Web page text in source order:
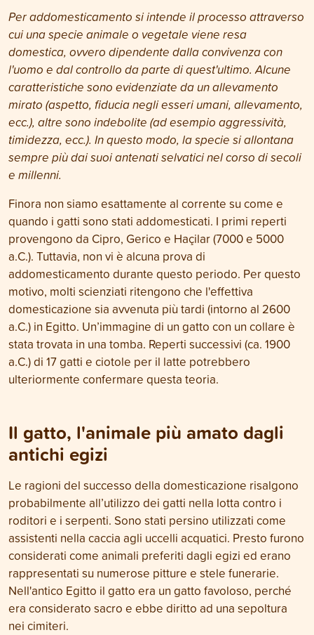
Per addomesticamento si intende il processo attraverso
cui una specie animale o vegetale viene resa
domestica, ovvero dipendente dalla convivenza con
l'uomo e dal controllo da parte di quest'ultimo. Alcune
caratteristiche sono evidenziate da un allevamento
mirato (aspetto, fiducia negli esseri umani, allevamento,
ecc.), altre sono indebolite (ad esempio aggressività,
timidezza, ecc.). In questo modo, la specie si allontana
sempre più dai suoi antenati selvatici nel corso di secoli
e millenni.
Finora non siamo esattamente al corrente su come e
quando i gatti sono stati addomesticati. I primi reperti
provengono da Cipro, Gerico e Haçilar (7000 e 5000
a.C.). Tuttavia, non vi è alcuna prova di
addomesticamento durante questo periodo. Per questo
motivo, molti scienziati ritengono che l'effettiva
domesticazione sia avvenuta più tardi (intorno al 2600
a.C.) in Egitto. Un’immagine di un gatto con un collare è
stata trovata in una tomba. Reperti successivi (ca. 1900
a.C.) di 17 gatti e ciotole per il latte potrebbero
ulteriormente confermare questa teoria.
Il gatto, l'animale più amato dagli
antichi egizi
Le ragioni del successo della domesticazione risalgono
probabilmente all’utilizzo dei gatti nella lotta contro i
roditori e i serpenti. Sono stati persino utilizzati come
assistenti nella caccia agli uccelli acquatici. Presto furono
considerati come animali preferiti dagli egizi ed erano
rappresentati su numerose pitture e stele funerarie.
Nell'antico Egitto il gatto era un gatto favoloso, perché
era considerato sacro e ebbe diritto ad una sepoltura
nei cimiteri.